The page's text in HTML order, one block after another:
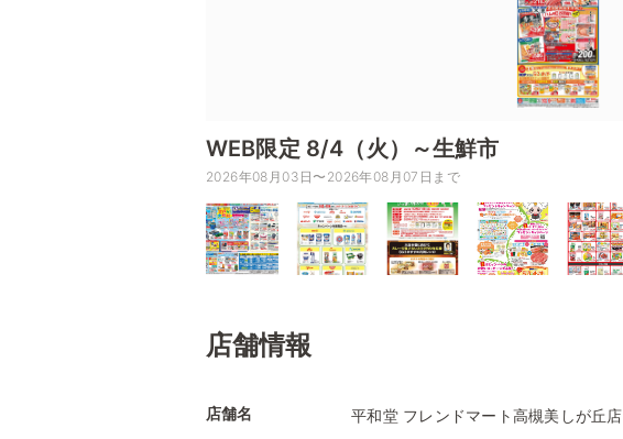
WEB限定 8/4（火）～生鮮市
2026年08月03日〜2026年08月07日まで
店舗情報
店舗名 平和堂 フレンドマート高槻美しが丘店